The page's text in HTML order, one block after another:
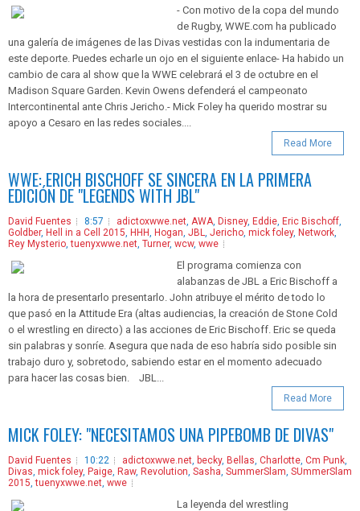
- Con motivo de la copa del mundo
de Rugby, WWE.com ha publicado
una galería de imágenes de las Divas vestidas con la indumentaria de
este deporte. Puedes echarle un ojo en el siguiente enlace- Ha habido un
cambio de cara al show que la WWE celebrará el 3 de octubre en el
Madison Square Garden. Kevin Owens defenderá el campeonato
Intercontinental ante Chris Jericho.- Mick Foley ha querido mostrar su
apoyo a Cesaro en las redes sociales....
Read More
WWE: ERICH BISCHOFF SE SINCERA EN LA PRIMERA
EDICIÓN DE "LEGENDS WITH JBL"
David Fuentes 8:57 adictoxwwe.net AWA Disney, Eddie Eric Bischoff
Goldber, Hell in a Cell 2015 HHH Hogan JBL Jericho mick foley, Network
Rey Mysterio ,tuenyxwwe.net Turner, wcw, wwe
El programa comienza con
alabanzas de JBL a Eric Bischoff a
la hora de presentarlo presentarlo. John atribuye el mérito de todo lo
que pasó en la Attitude Era (altas audiencias, la creación de Stone Cold
o el wrestling en directo) a las acciones de Eric Bischoff. Eric se queda
sin palabras y sonríe. Asegura que nada de eso habría sido posible sin
trabajo duro y, sobretodo, sabiendo estar en el momento adecuado
para hacer las cosas bien. JBL...
Read More
MICK FOLEY: "NECESITAMOS UNA PIPEBOMB DE DIVAS"
David Fuentes 10:22 adictoxwwe.net becky, Bellas Charlotte Cm Punk
Divas mick foley, Paige Raw, Revolution Sasha SummerSlam SUmmerSlam
2015 ,tuenyxwwe.net wwe
La leyenda del wrestling